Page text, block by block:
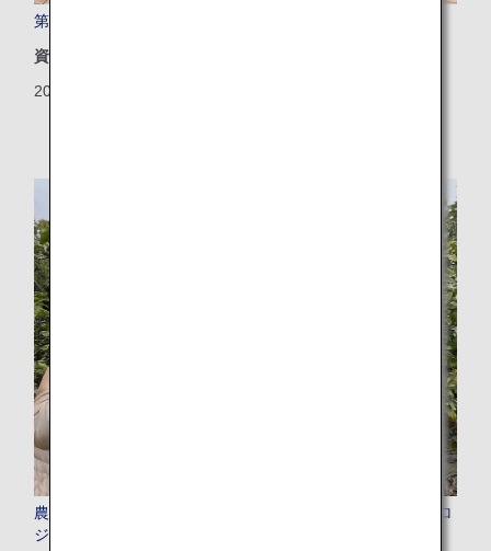
第5回 ANA Future Promiseフォーラムを開催しました！
資源
2025/12/26
農園プロジェクト レモン農園を通じた広島の地域活性化プロ
ジェクト